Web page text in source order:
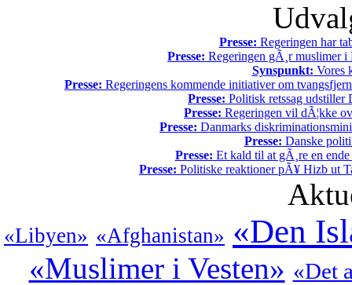
Presse: Regeringen har
Presse: Regeringen gÃ¸r muslimer
Synspunkt: Vores
Presse: Regeringens kommende initiativer om
Presse: Politisk retssag udstiller
Presse: Regeringen vil dÃ¦kke
Presse: Danmarks
Presse: Danske
Presse: Et kald til at gÃ¸re en
Presse: Politiske reaktioner pÃ¥ Hizb ut
«Libyen» «Afghanistan» «Den
«Muslimer i Vesten» «Det